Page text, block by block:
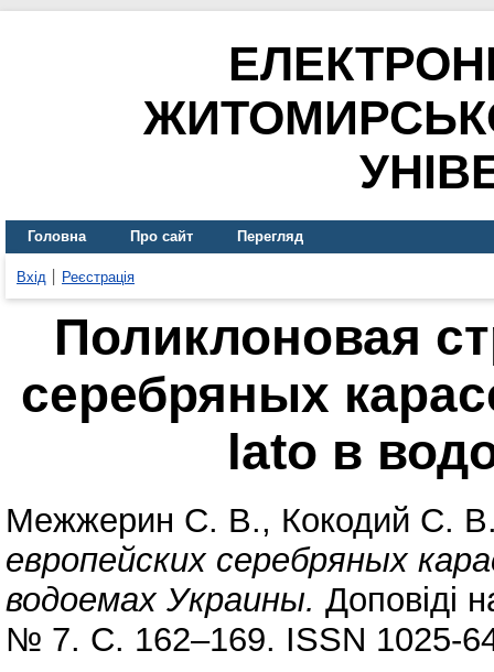
Головна Про сайт Перегляд
Вхід Реєстрація
Поликлоновая
серебряных
lato в
Межжерин С. В., Кокодий С.
европейских серебряных
водоемах Украины. Доповіді
№ 7. С. 162–169. ISSN 1025-